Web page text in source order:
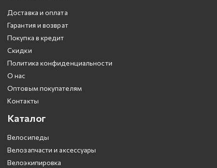
Доставка и оплата
Гарантия и возврат
Покупка в кредит
Скидки
Политика конфиденциальности
О нас
Оптовым покупателям
Контакты
Каталог
Велосипеды
Велозапчасти и аксессуары
Велоэкипировка